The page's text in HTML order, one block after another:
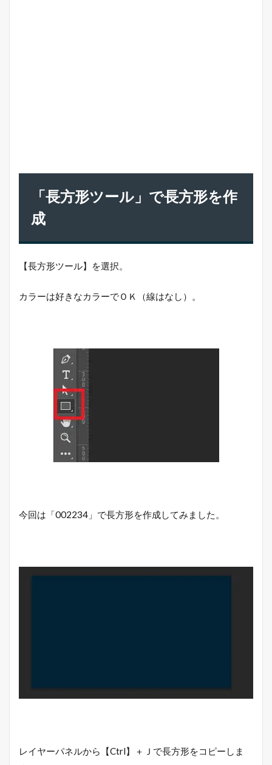
「長方形ツール」で長方形を作
成
【長方形ツール】を選択。
カラーは好きなカラーでＯＫ（線はなし）。
今回は「002234」で長方形を作成してみました。
レイヤーパネルから【Ctrl】＋Ｊで長方形をコピーしま